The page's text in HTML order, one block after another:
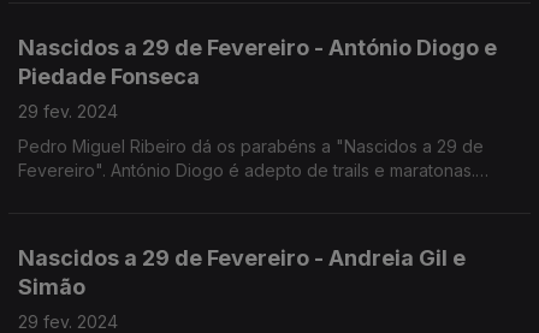
Nascidos a 29 de Fevereiro - António Diogo e
Piedade Fonseca
29 fev. 2024
Pedro Miguel Ribeiro dá os parabéns a "Nascidos a 29 de
Fevereiro". António Diogo é adepto de trails e maratonas.
Nascidos a 29 de Fevereiro - Andreia Gil e
Simão
29 fev. 2024